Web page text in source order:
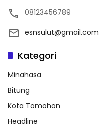
08123456789
esnsulut@gmail.com
Kategori
Minahasa
Bitung
Kota Tomohon
Headline